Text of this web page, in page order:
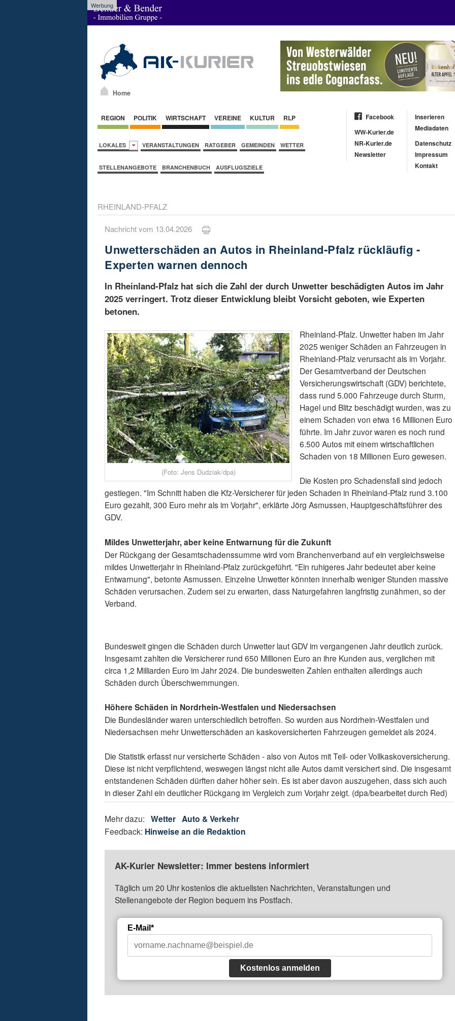
Werbung
Home
REGION POLITIK WIRTSCHAFT VEREINE KULTUR RLP
LOKALES VERANSTALTUNGEN RATGEBER GEMEINDEN WETTER
STELLENANGEBOTE BRANCHENBUCH AUSFLUGSZIELE
Facebook
WW-Kurier.de
NR-Kurier.de
Newsletter
Inserieren
Mediadaten
Datenschutz
Impressum
Kontakt
RHEINLAND-PFALZ
Nachricht vom 13.04.2026
Unwetterschäden an Autos in Rheinland-Pfalz rückläufig -
Experten warnen dennoch
In Rheinland-Pfalz hat sich die Zahl der durch Unwetter beschädigten Autos im Jahr
2025 verringert. Trotz dieser Entwicklung bleibt Vorsicht geboten, wie Experten
betonen.
(Foto: Jens Dudziak/dpa)
Rheinland-Pfalz. Unwetter haben im Jahr
2025 weniger Schäden an Fahrzeugen in
Rheinland-Pfalz verursacht als im Vorjahr.
Der Gesamtverband der Deutschen
Versicherungswirtschaft (GDV) berichtete,
dass rund 5.000 Fahrzeuge durch Sturm,
Hagel und Blitz beschädigt wurden, was zu
einem Schaden von etwa 16 Millionen Euro
führte. Im Jahr zuvor waren es noch rund
6.500 Autos mit einem wirtschaftlichen
Schaden von 18 Millionen Euro gewesen.
Die Kosten pro Schadensfall sind jedoch
gestiegen. "Im Schnitt haben die Kfz-Versicherer für jeden Schaden in Rheinland-Pfalz rund 3.100
Euro gezahlt, 300 Euro mehr als im Vorjahr", erklärte Jörg Asmussen, Hauptgeschäftsführer des
GDV.
Mildes Unwetterjahr, aber keine Entwarnung für die Zukunft
Der Rückgang der Gesamtschadenssumme wird vom Branchenverband auf ein vergleichsweise
mildes Unwetterjahr in Rheinland-Pfalz zurückgeführt. "Ein ruhigeres Jahr bedeutet aber keine
Entwarnung", betonte Asmussen. Einzelne Unwetter könnten innerhalb weniger Stunden massive
Schäden verursachen. Zudem sei zu erwarten, dass Naturgefahren langfristig zunähmen, so der
Verband.
Bundesweit gingen die Schäden durch Unwetter laut GDV im vergangenen Jahr deutlich zurück.
Insgesamt zahlten die Versicherer rund 650 Millionen Euro an ihre Kunden aus, verglichen mit
circa 1,2 Milliarden Euro im Jahr 2024. Die bundesweiten Zahlen enthalten allerdings auch
Schäden durch Überschwemmungen.
Höhere Schäden in Nordrhein-Westfalen und Niedersachsen
Die Bundesländer waren unterschiedlich betroffen. So wurden aus Nordrhein-Westfalen und
Niedersachsen mehr Unwetterschäden an kaskoversicherten Fahrzeugen gemeldet als 2024.
Die Statistik erfasst nur versicherte Schäden - also von Autos mit Teil- oder Vollkaskoversicherung.
Diese ist nicht verpflichtend, weswegen längst nicht alle Autos damit versichert sind. Die insgesamt
entstandenen Schäden dürften daher höher sein. Es ist aber davon auszugehen, dass sich auch
in dieser Zahl ein deutlicher Rückgang im Vergleich zum Vorjahr zeigt. (dpa/bearbeitet durch Red)
Mehr dazu:Wetter Auto & Verkehr
Feedback: Hinweise an die Redaktion
AK-Kurier Newsletter: Immer bestens informiert
Täglich um 20 Uhr kostenlos die aktuellsten Nachrichten, Veranstaltungen und
Stellenangebote der Region bequem ins Postfach.
E-Mail*
Kostenlos anmelden